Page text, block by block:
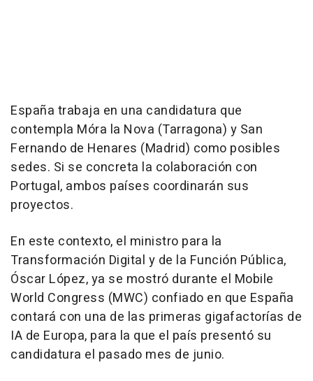
España trabaja en una candidatura que
contempla Móra la Nova (Tarragona) y San
Fernando de Henares (Madrid) como posibles
sedes. Si se concreta la colaboración con
Portugal, ambos países coordinarán sus
proyectos.
En este contexto, el ministro para la
Transformación Digital y de la Función Pública,
Óscar López, ya se mostró durante el Mobile
World Congress (MWC) confiado en que España
contará con una de las primeras gigafactorías de
IA de Europa, para la que el país presentó su
candidatura el pasado mes de junio.